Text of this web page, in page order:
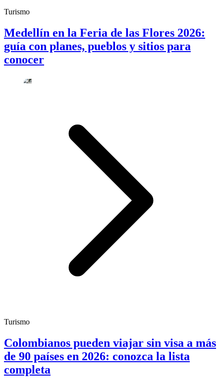
Turismo
Medellín en la Feria de las Flores 2026:
guía con planes, pueblos y sitios para
conocer
Turismo
Colombianos pueden viajar sin visa a más
de 90 países en 2026: conozca la lista
completa